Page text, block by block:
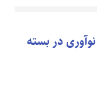
در بسته